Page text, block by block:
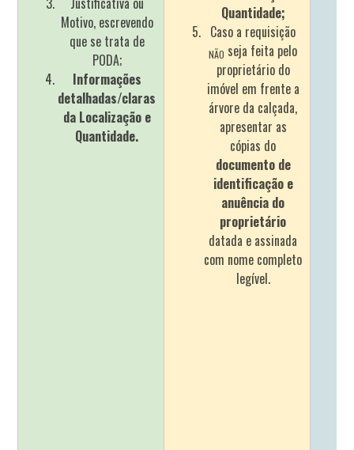
Motivo, escrevendo
que se trata de
PODA;
Informações
detalhadas/claras
da Localização e
Quantidade.
Quantidade;
Caso a requisição
NÃO seja feita pelo
proprietário do
imóvel em frente a
árvore da calçada,
apresentar as
cópias do
documento de
identificação e
anuência do
proprietário
datada e assinada
com nome completo
legível.